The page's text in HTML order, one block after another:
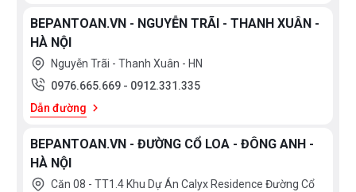
BEPANTOAN.VN - NGUYỄN TRÃI - THANH XUÂN -
HÀ NỘI
Nguyễn Trãi - Thanh Xuân - HN
0976.665.669 - 0912.331.335
Dẫn đường
BEPANTOAN.VN - ĐƯỜNG CỔ LOA - ĐÔNG ANH -
HÀ NỘI
Căn 08 - TT1.4 Khu Dự Án Calyx Residence Đường Cổ